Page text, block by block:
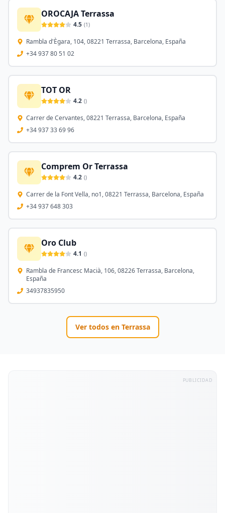
OROCAJA Terrassa
4.5 (1)
Rambla d'Ègara, 104, 08221 Terrassa, Barcelona, España
+34 937 80 51 02
TOT OR
4.2 ()
Carrer de Cervantes, 08221 Terrassa, Barcelona, España
+34 937 33 69 96
Comprem Or Terrassa
4.2 ()
Carrer de la Font Vella, no1, 08221 Terrassa, Barcelona, España
+34 937 648 303
Oro Club
4.1 ()
Rambla de Francesc Macià, 106, 08226 Terrassa, Barcelona,
España
34937835950
Ver todos en Terrassa
PUBLICIDAD